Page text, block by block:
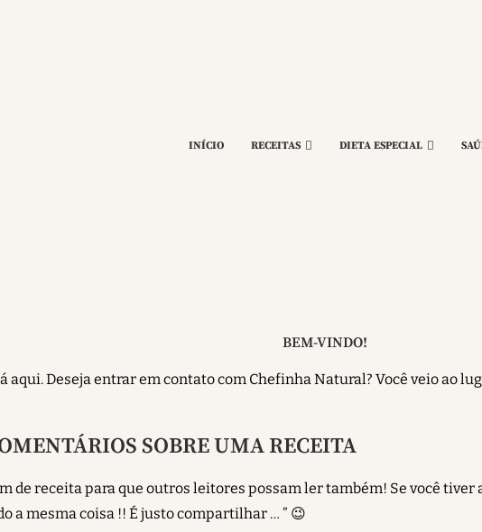
INÍCIO RECEITAS DIETA ESPECIAL
BEM-VINDO!
aqui. Deseja entrar em contato com Chefinha Natural? Você veio ao
SOBRE UMA RECEITA
de receita para que outros leitores possam ler também! Se você
a mesma coisa !! É justo compartilhar … ” 😉